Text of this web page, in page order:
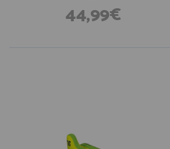
44,99€